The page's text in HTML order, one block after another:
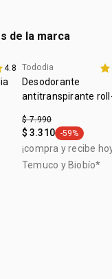
de la marca
4.8 aniversario
Tododia
Desodorante
antitranspirante
prebiótica Tododia
perfume 70 ml
$ 7.990
$ 3.310 general.tag -
-59%
¡compra y recibe
Temuco y Biobío*